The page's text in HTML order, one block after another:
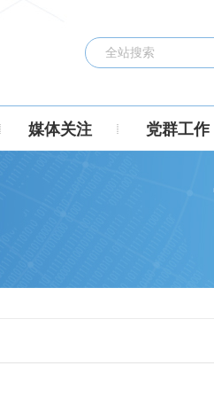
媒体关注 党群工作